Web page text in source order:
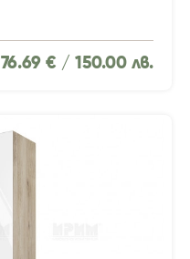
76.69 € / 150.00 лв.